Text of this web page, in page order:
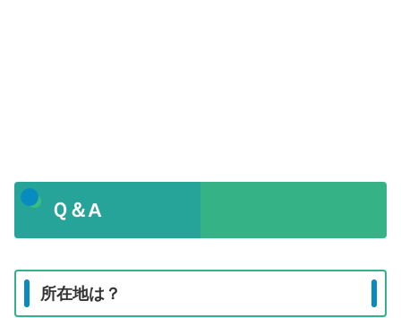
Ｑ＆A
所在地は？